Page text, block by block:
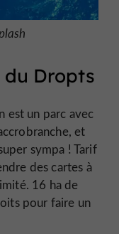
du Dropts
est un parc avec
et
sympa ! Tarif
des cartes à
16 ha de
pour faire un